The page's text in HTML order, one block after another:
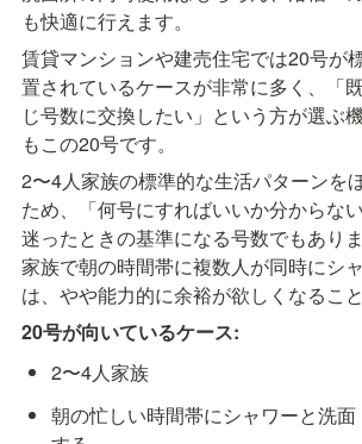
も快適に行えます。
賃貸マンションや建売住宅では20号が
置されているケースが非常に多く、「
じ号数に交換したい」という方が選ぶ
もこの20号です。
2〜4人家族の標準的な生活パターンを
ため、「何号にすればいいか分からな
迷ったときの基準になる号数でもあり
家族で朝の時間帯に複数人が同時にシ
は、やや能力的に余裕が欲しくなること
20号が向いているケース:
2〜4人家族
朝の忙しい時間帯にシャワーと洗